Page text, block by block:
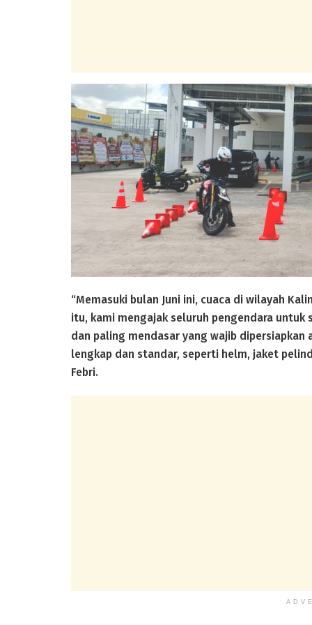
“Memasuki bulan Juni ini, cuaca di wilayah
itu, kami mengajak seluruh pengendara untuk
dan paling mendasar yang wajib
lengkap dan standar, seperti helm, jaket
Febri.